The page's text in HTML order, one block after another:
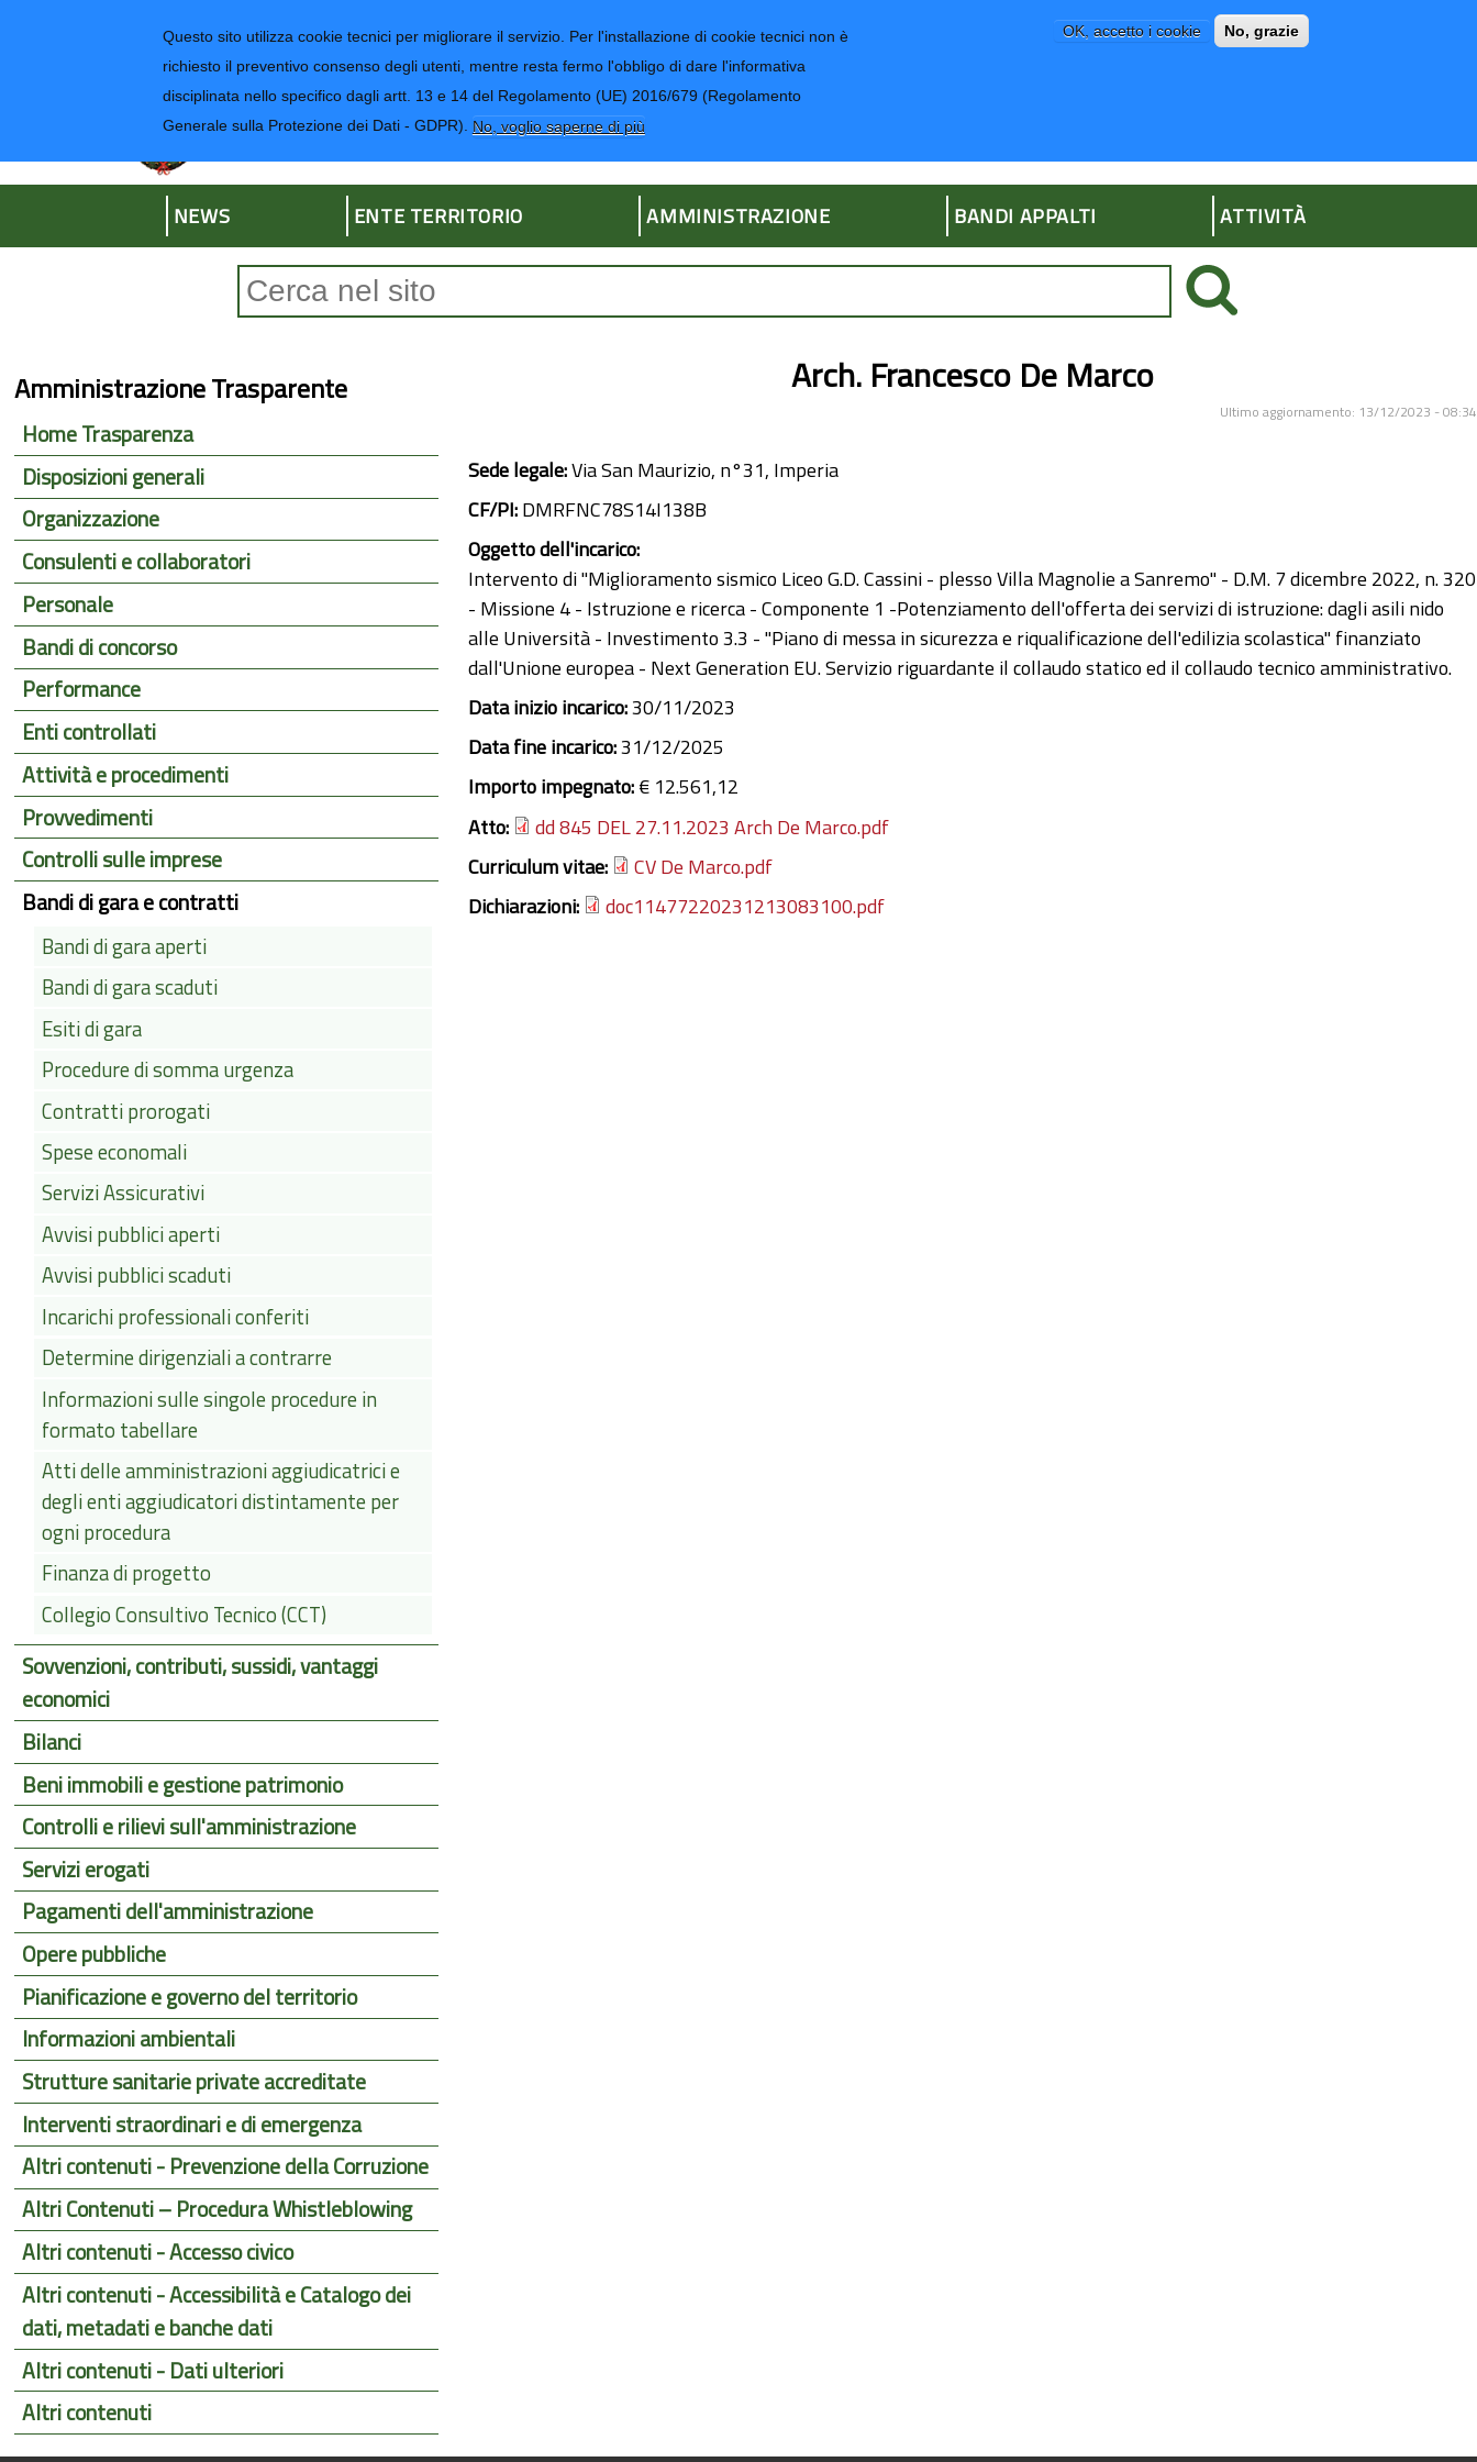
Questo sito utilizza cookie tecnici per migliorare il servizio. Per l'installazione di cookie tecnici non è
richiesto il preventivo consenso degli utenti, mentre resta fermo l'obbligo di dare l'informativa
disciplinata nello specifico dagli artt. 13 e 14 del Regolamento (UE) 2016/679 (Regolamento
Generale sulla Protezione dei Dati - GDPR). No, voglio saperne di più
OK, accetto i cookie No, grazie
Regione Liguria
Provincia di Imperia
NEWS ENTE TERRITORIO AMMINISTRAZIONE BANDI APPALTI ATTIVITÀ
Arch. Francesco De Marco
Ultimo aggiornamento: 13/12/2023 - 08:34
Sede legale:Via San Maurizio, n°31, Imperia
CF/PI:DMRFNC78S14I138B
Oggetto dell'incarico:
Intervento di "Miglioramento sismico Liceo G.D. Cassini - plesso Villa Magnolie a Sanremo" - D.M. 7 dicembre 2022, n. 320
- Missione 4 - Istruzione e ricerca - Componente 1 -Potenziamento dell'offerta dei servizi di istruzione: dagli asili nido
alle Università - Investimento 3.3 - "Piano di messa in sicurezza e riqualificazione dell'edilizia scolastica" finanziato
dall'Unione europea - Next Generation EU. Servizio riguardante il collaudo statico ed il collaudo tecnico amministrativo.
Data inizio incarico:30/11/2023
Data fine incarico:31/12/2025
Importo impegnato:€ 12.561,12
Atto:
dd 845 DEL 27.11.2023 Arch De Marco.pdf
Curriculum vitae:
CV De Marco.pdf
Dichiarazioni:
doc11477220231213083100.pdf
Amministrazione Trasparente
Home Trasparenza
Disposizioni generali
Organizzazione
Consulenti e collaboratori
Personale
Bandi di concorso
Performance
Enti controllati
Attività e procedimenti
Provvedimenti
Controlli sulle imprese
Bandi di gara e contratti
Bandi di gara aperti
Bandi di gara scaduti
Esiti di gara
Procedure di somma urgenza
Contratti prorogati
Spese economali
Servizi Assicurativi
Avvisi pubblici aperti
Avvisi pubblici scaduti
Incarichi professionali conferiti
Determine dirigenziali a contrarre
Informazioni sulle singole procedure in
formato tabellare
Atti delle amministrazioni aggiudicatrici e
degli enti aggiudicatori distintamente per
ogni procedura
Finanza di progetto
Collegio Consultivo Tecnico (CCT)
Sovvenzioni, contributi, sussidi, vantaggi
economici
Bilanci
Beni immobili e gestione patrimonio
Controlli e rilievi sull'amministrazione
Servizi erogati
Pagamenti dell'amministrazione
Opere pubbliche
Pianificazione e governo del territorio
Informazioni ambientali
Strutture sanitarie private accreditate
Interventi straordinari e di emergenza
Altri contenuti - Prevenzione della Corruzione
Altri Contenuti – Procedura Whistleblowing
Altri contenuti - Accesso civico
Altri contenuti - Accessibilità e Catalogo dei
dati, metadati e banche dati
Altri contenuti - Dati ulteriori
Altri contenuti